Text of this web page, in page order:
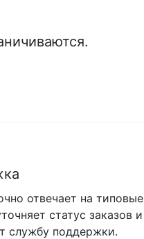
отвечает на типовые
статус заказов и
службу поддержки.